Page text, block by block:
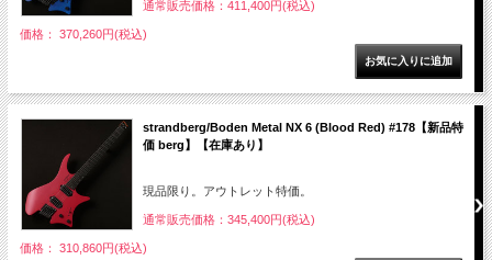
通常販売価格：411,400円(税込)
価格： 370,260円(税込)
strandberg/Boden Metal NX 6 (Blood Red) #178【新品特
価 berg】【在庫あり】
現品限り。アウトレット特価。
通常販売価格：345,400円(税込)
価格： 310,860円(税込)